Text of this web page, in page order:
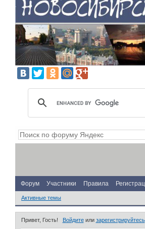
Форум Участники Правила
Активные темы
Привет, Гость! Войдитеили зарегистрируйтесь.